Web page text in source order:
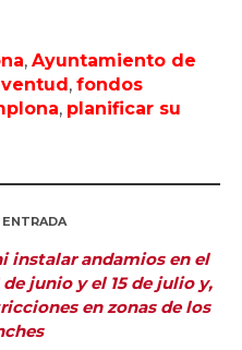
, Ayuntamiento de
, fondos
, planificar su
instalar andamios en el
junio y el 15 de julio y,
en zonas de los